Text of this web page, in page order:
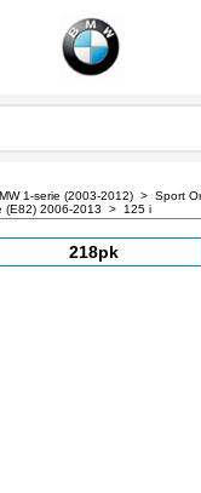
1-serie (2003-2012) > Sport
(E82) 2006-2013 > 125 i
218pk